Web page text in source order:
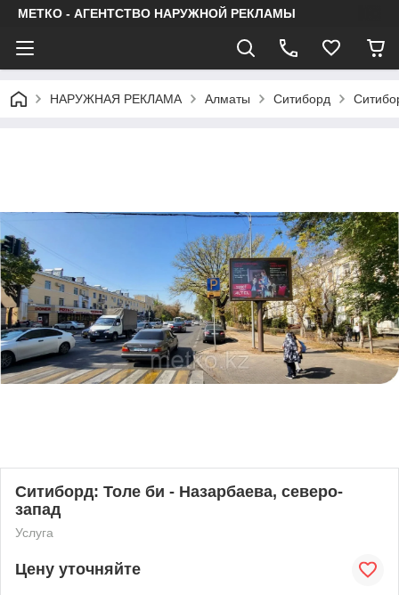
МЕТКО - АГЕНТСТВО НАРУЖНОЙ РЕКЛАМЫ
НАРУЖНАЯ РЕКЛАМА Алматы Ситиборд
Ситиборд: Толе би - Назарбаева, северо-
запад
Услуга
Цену уточняйте